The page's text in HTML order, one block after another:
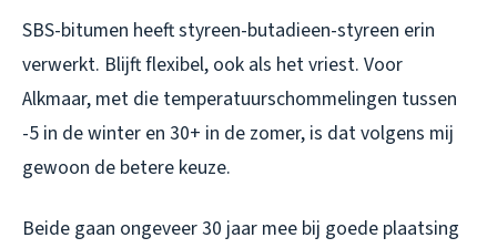
SBS-bitumen heeft styreen-butadieen-styreen erin
verwerkt. Blijft flexibel, ook als het vriest. Voor
Alkmaar, met die temperatuurschommelingen tussen
-5 in de winter en 30+ in de zomer, is dat volgens mij
gewoon de betere keuze.
Beide gaan ongeveer 30 jaar mee bij goede plaatsing